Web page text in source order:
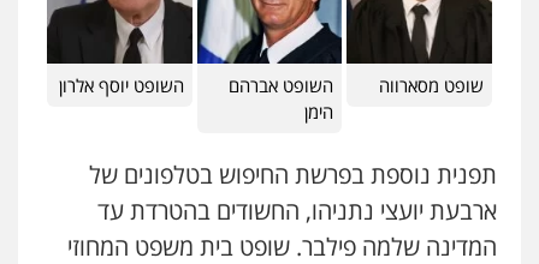
שופט מסארווה
השופט אברהם
הימן
השופט יוסף אלרון
תפנית נוספת בפרשת החיפוש בטלפונים של
ארבעת יועצי נתניהו, החשודים בהטרדת עד
המדינה שלמה פילבר. שופט בית משפט המחוזי